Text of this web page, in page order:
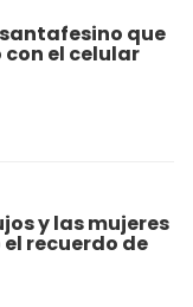
que
el celular
y las mujeres
recuerdo de